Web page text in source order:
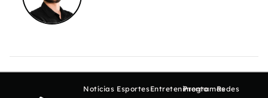
Notícias EsportesEntretenimento
ProgramasRedes